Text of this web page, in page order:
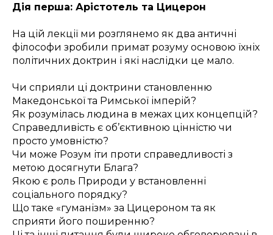
Дія перша: Арістотель та Цицерон
На цій лекції ми розглянемо як два античні
філософи зробили примат розуму основою їхніх
політичних доктрин і які наслідки це мало.
Чи сприяли ці доктрини становленню
Македонської та Римської імперій?
Як розумілась людина в межах цих концепцій?
Справедливість є об’єктивною цінністю чи
просто умовністю?
Чи може Розум іти проти справедливості з
метою досягнути Блага?
Якою є роль Природи у встановленні
соціального порядку?
Що таке «гуманізм» за Цицероном та як
сприяти його поширенню?